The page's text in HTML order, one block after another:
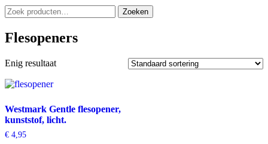
Zoeken
naar:
Zoeken
Flesopeners
Enig resultaat
Westmark Gentle flesopener,
kunststof, licht.
€ 4,95